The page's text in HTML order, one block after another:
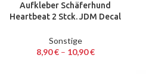
Aufkleber Schäferhund
Heartbeat 2 Stck. JDM Decal
Sonstige
8,90€– 10,90€